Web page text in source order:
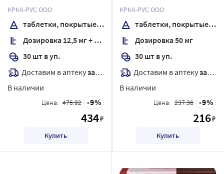
пленочной оболочкой
КРКА-РУС ООО
таблетки, покрытые пленочной оболочкой
Дозировка 12,5 мг + 50 мг
30 шт в уп.
Доставим в аптекузавтра
В наличии
Цена: 476.92 9
434₽
Купить
пленочной оболочкой
КРКА-РУС ООО
таблетки, покрытые пленочной оболочкой
Дозировка 50 мг
30 шт в уп.
Доставим в аптекузавтра
В наличии
Цена: 237.36 9
216₽
Купить